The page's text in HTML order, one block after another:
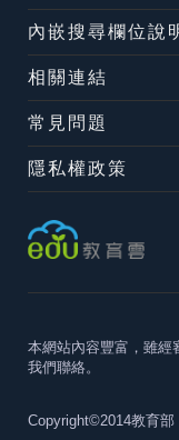
內嵌搜尋欄位說
相關連結
常見問題
隱私權政策
本網站內容豐富，雖經
我們聯絡。
Copyright©2014教育部